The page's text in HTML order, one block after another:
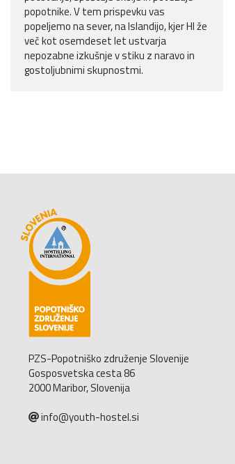
popotnike. V tem prispevku vas
popeljemo na sever, na Islandijo, kjer HI že
več kot osemdeset let ustvarja
nepozabne izkušnje v stiku z naravo in
gostoljubnimi skupnostmi.
PZS-Popotniško združenje Slovenije
Gosposvetska cesta 86
2000 Maribor, Slovenija
info@youth-hostel.si